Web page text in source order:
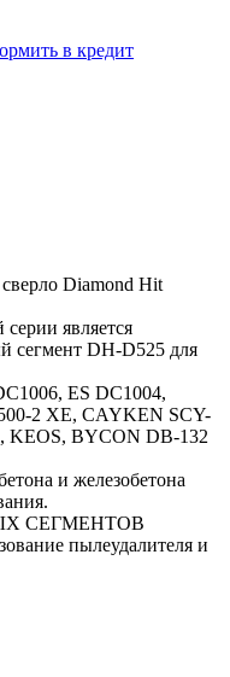
в кредит
Diamond Hit
является
сегмент DH-D525 для
ES DC1004,
2 XE, CAYKEN SCY-
KEOS, BYCON DB-132
и железобетона
CЕГМEНTОB
пылеудалителя и